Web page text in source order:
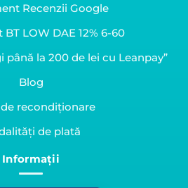
Recenzii Google
LOW DAE 12% 6-60
până la 200 de lei cu Leanpay”
Blog
de recondiționare
de plată
Informații